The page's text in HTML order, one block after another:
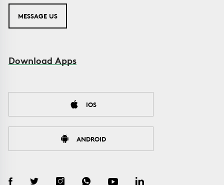
MESSAGE US
Download Apps
IOS
ANDROID